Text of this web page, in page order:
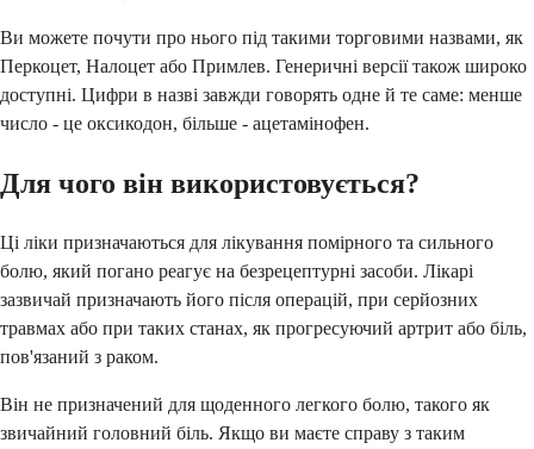
Ви можете почути про нього під такими торговими назвами, як
Перкоцет, Налоцет або Примлев. Генеричні версії також широко
доступні. Цифри в назві завжди говорять одне й те саме: менше
число - це оксикодон, більше - ацетамінофен.
Для чого він використовується?
Ці ліки призначаються для лікування помірного та сильного
болю, який погано реагує на безрецептурні засоби. Лікарі
зазвичай призначають його після операцій, при серйозних
травмах або при таких станах, як прогресуючий артрит або біль,
пов'язаний з раком.
Він не призначений для щоденного легкого болю, такого як
звичайний головний біль. Якщо ви маєте справу з таким